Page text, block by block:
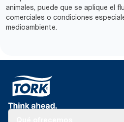
animales, puede que se aplique el
comerciales o condiciones
medioambiente.